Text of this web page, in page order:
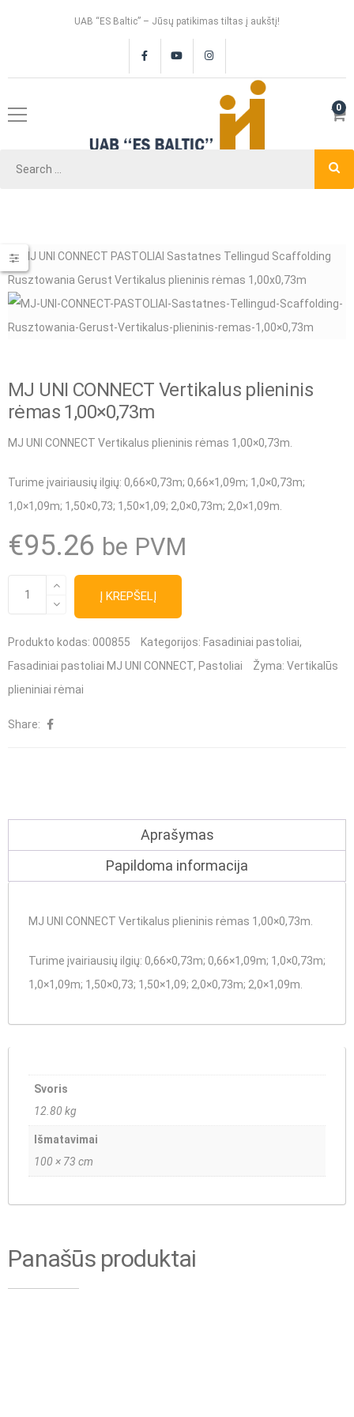
UAB “ES Baltic” – Jūsų patikimas tiltas į aukštį!
0
MJ UNI CONNECT Vertikalus plieninis
rėmas 1,00×0,73m
MJ UNI CONNECT Vertikalus plieninis rėmas 1,00×0,73m.
Turime įvairiausių ilgių: 0,66×0,73m; 0,66×1,09m; 1,0×0,73m;
1,0×1,09m; 1,50×0,73; 1,50×1,09; 2,0×0,73m; 2,0×1,09m.
€95.26 be PVM
plieninis
Į KREPŠELĮ
Produkto kodas: 000855 Kategorijos: Fasadiniai pastoliai,
Fasadiniai pastoliai MJ UNI CONNECT, Pastoliai Žyma: Vertikalūs
plieniniai rėmai
Share:
Aprašymas
Papildoma informacija
MJ UNI CONNECT Vertikalus plieninis rėmas 1,00×0,73m.
Turime įvairiausių ilgių: 0,66×0,73m; 0,66×1,09m; 1,0×0,73m;
1,0×1,09m; 1,50×0,73; 1,50×1,09; 2,0×0,73m; 2,0×1,09m.
Svoris
12.80 kg
Išmatavimai
100 × 73 cm
Panašūs produktai